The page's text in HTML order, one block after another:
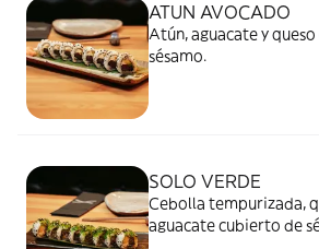
ATUN AVOCADO
Atún, aguacate y
sésamo.
SOLO VERDE
Cebolla tempurizada,
aguacate cubierto de